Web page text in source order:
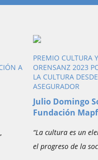
A
PREMIO CULTURA
ORENSANZ 2023
LA CULTURA
ASEGURADOR
Julio Domingo
Fundación
“La cultura es un
el progreso de la